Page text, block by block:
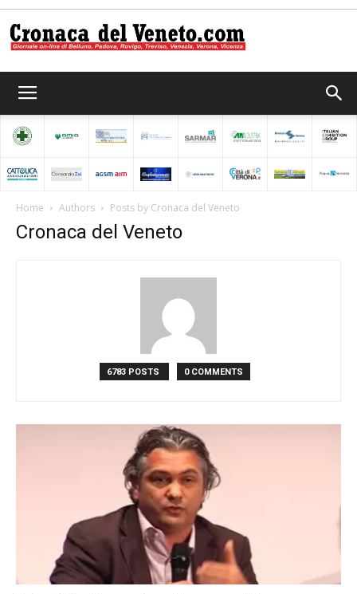
del
Home Authors Posts by Cronaca del Veneto
Cronaca del Veneto
6783 POSTS 0 COMMENTS